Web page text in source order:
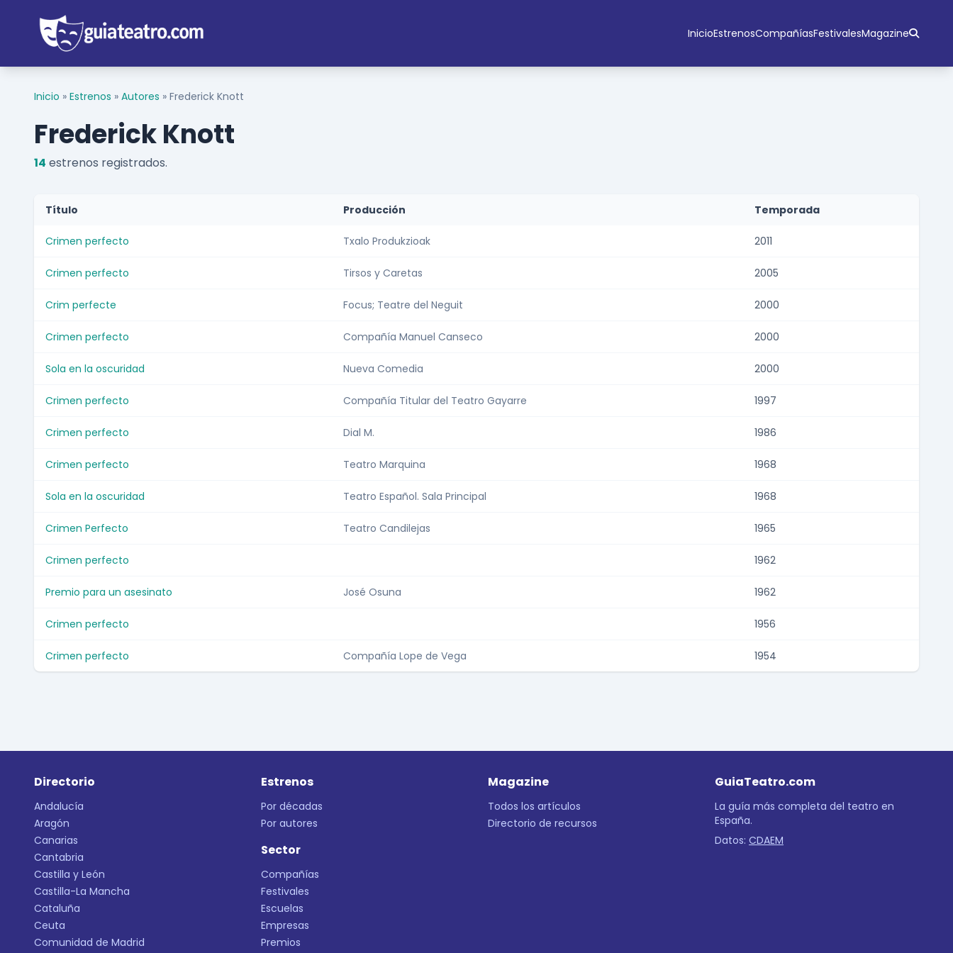
InicioEstrenosCompañíasFestivalesMagazine
Inicio » Estrenos » Autores » Frederick Knott
Frederick Knott
14 estrenos registrados.
Título Producción Temporada
Crimen perfecto Txalo Produkzioak 2011
Crimen perfecto Tirsos y Caretas 2005
Crim perfecte Focus; Teatre del Neguit 2000
Crimen perfecto Compañía Manuel Canseco 2000
Sola en la oscuridad Nueva Comedia 2000
Crimen perfecto Compañía Titular del Teatro Gayarre 1997
Crimen perfecto Dial M. 1986
Crimen perfecto Teatro Marquina 1968
Sola en la oscuridad Teatro Español. Sala Principal 1968
Crimen Perfecto Teatro Candilejas 1965
Crimen perfecto 1962
Premio para un asesinato José Osuna 1962
Crimen perfecto 1956
Crimen perfecto Compañía Lope de Vega 1954
Directorio
Andalucía
Aragón
Canarias
Cantabria
Castilla y León
Castilla-La Mancha
Cataluña
Ceuta
Comunidad de Madrid
Estrenos
Por décadas
Por autores
Sector
Compañías
Festivales
Escuelas
Empresas
Premios
Magazine
Todos los artículos
Directorio de recursos
GuiaTeatro.com
La guía más completa del teatro en
España.
Datos: CDAEM